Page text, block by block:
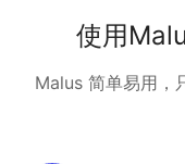
使用
Malus 简单易用，